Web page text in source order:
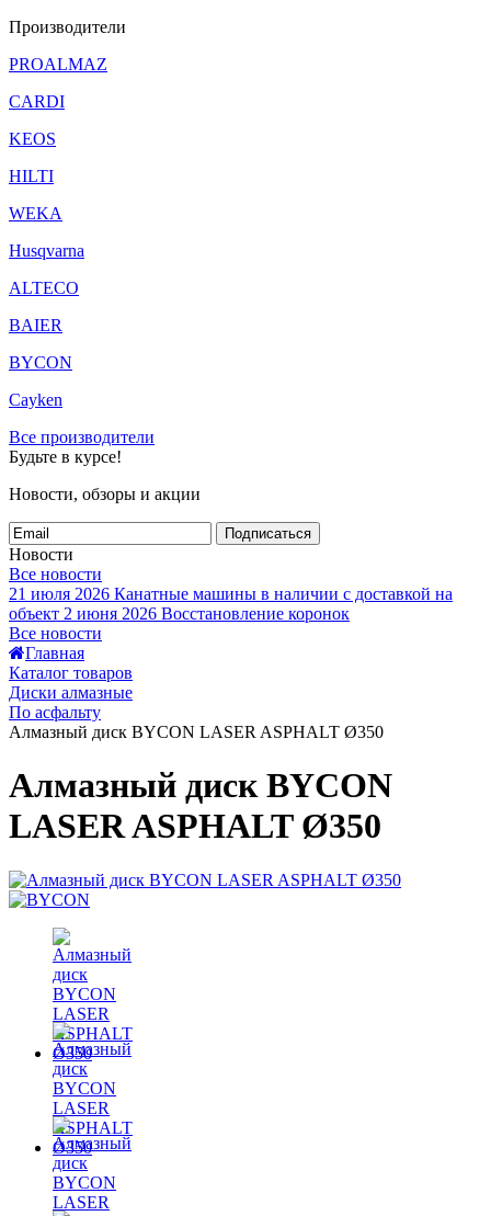
Производители
PROALMAZ
CARDI
KEOS
HILTI
WEKA
Husqvarna
ALTECO
BAIER
BYCON
Cayken
Все производители
Будьте в курсе!
Новости, обзоры и акции
Подписаться
Новости
Все новости
21 июля 2026 Канатные машины в наличии с доставкой на
объект 2 июня 2026 Восстановление коронок
Все новости
Главная
Каталог товаров
Диски алмазные
По асфальту
Алмазный диск BYCON LASER ASPHALT Ø350
Алмазный диск BYCON
LASER ASPHALT Ø350